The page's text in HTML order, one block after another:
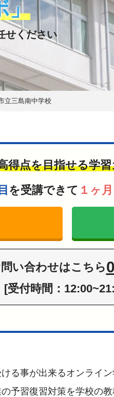
」
せください
立三島南中学校
得点を目指せる学
を受講できて １ヶ月
い合わせはこちら
[受付時間：
る事が出来るオンライ
予習復習対策を学校の